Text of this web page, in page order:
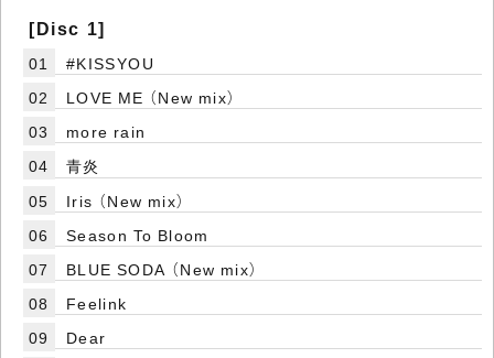
[Disc 1]
01
#KISSYOU
02
LOVE ME （New mix）
03
more rain
04
青炎
05
Iris （New mix）
06
Season To Bloom
07
BLUE SODA （New mix）
08
Feelink
09
Dear